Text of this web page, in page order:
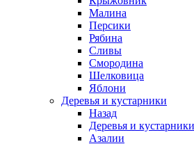
Малина
Персики
Рябина
Сливы
Смородина
Шелковица
Яблони
Деревья и кустарники
Назад
Деревья и кустарники
Азалии